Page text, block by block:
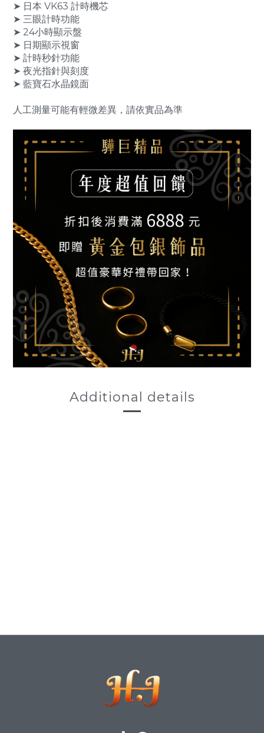
➤ 日本 VK63 計時機芯
➤ 三眼計時功能
➤ 24小時顯示盤
➤ 日期顯示視窗
➤ 計時秒針功能
➤ 夜光指針與刻度
➤ 藍寶石水晶鏡面
人工測量可能有輕微差異，請依實品為準
Additional details